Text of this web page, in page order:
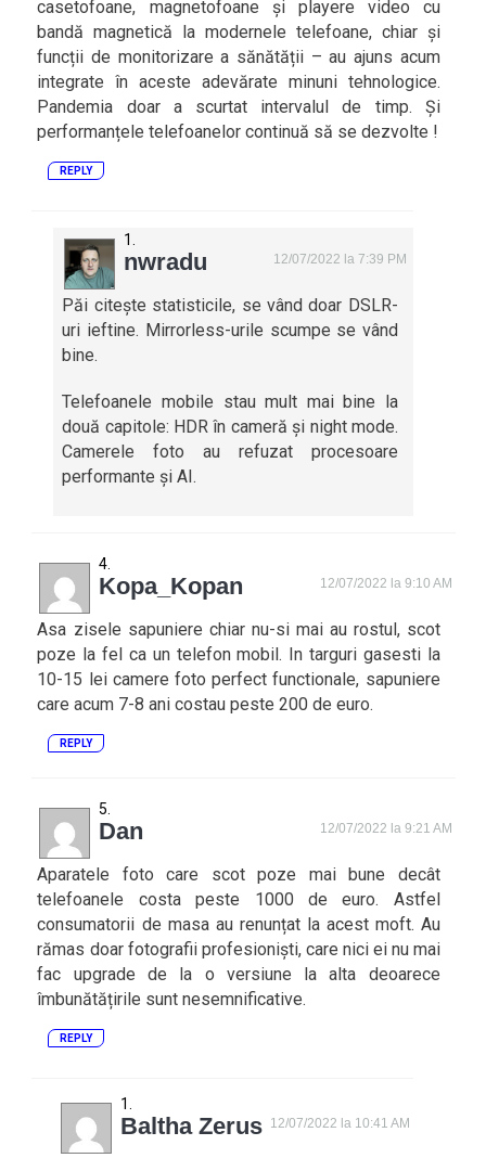
casetofoane, magnetofoane și playere video cu
bandă magnetică la modernele telefoane, chiar și
funcții de monitorizare a sănătății – au ajuns acum
integrate în aceste adevărate minuni tehnologice.
Pandemia doar a scurtat intervalul de timp. Și
performanțele telefoanelor continuă să se dezvolte !
REPLY
nwradu 12/07/2022 la 7:39 PM
Păi citește statisticile, se vând doar DSLR-
uri ieftine. Mirrorless-urile scumpe se vând
bine.
Telefoanele mobile stau mult mai bine la
două capitole: HDR în cameră și night mode.
Camerele foto au refuzat procesoare
performante și AI.
Kopa_Kopan 12/07/2022 la 9:10 AM
Asa zisele sapuniere chiar nu-si mai au rostul, scot
poze la fel ca un telefon mobil. In targuri gasesti la
10-15 lei camere foto perfect functionale, sapuniere
care acum 7-8 ani costau peste 200 de euro.
REPLY
Dan 12/07/2022 la 9:21 AM
Aparatele foto care scot poze mai bune decât
telefoanele costa peste 1000 de euro. Astfel
consumatorii de masa au renunțat la acest moft. Au
rămas doar fotografii profesioniști, care nici ei nu mai
fac upgrade de la o versiune la alta deoarece
îmbunătățirile sunt nesemnificative.
REPLY
Baltha Zerus 12/07/2022 la 10:41 AM